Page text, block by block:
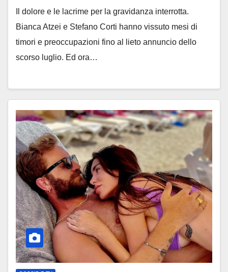
Il dolore e le lacrime per la gravidanza interrotta.
Bianca Atzei e Stefano Corti hanno vissuto mesi di
timori e preoccupazioni fino al lieto annuncio dello
scorso luglio. Ed ora…